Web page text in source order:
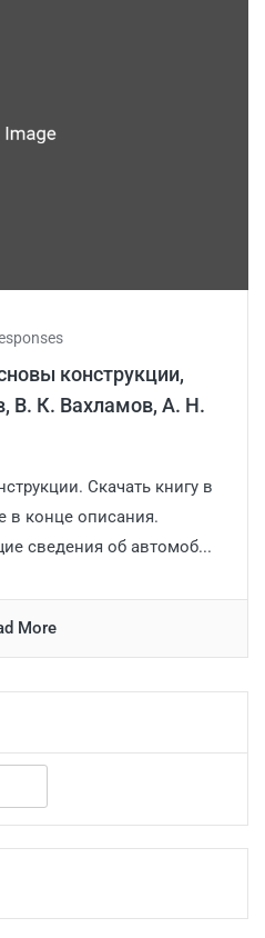
конcтрукции,
В. К. Вахламов, А. Н.
Скачать книгу в
в конце описания.
сведения об автомоб...
More